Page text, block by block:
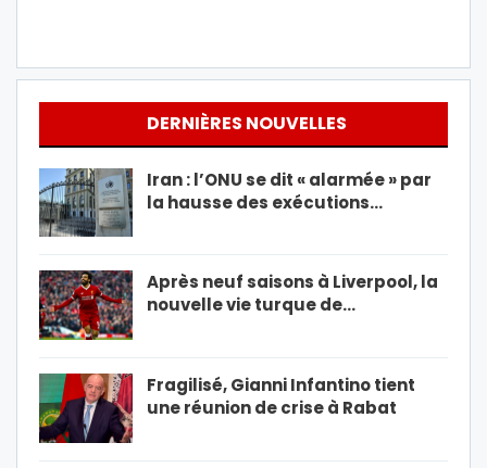
DERNIÈRES NOUVELLES
Iran : l’ONU se dit « alarmée » par
la hausse des exécutions…
Après neuf saisons à Liverpool, la
nouvelle vie turque de…
Fragilisé, Gianni Infantino tient
une réunion de crise à Rabat